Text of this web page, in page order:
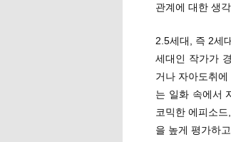
관계에 대한 생
2.5세대, 즉 2세
세대인 작가가
거나 자아도취
는 일화 속에서
코믹한 에피소
을 높게 평가하